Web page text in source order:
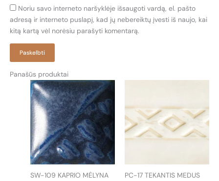
Noriu savo interneto naršyklėje išsaugoti vardą, el. pašto
adresą ir interneto puslapį, kad jų nebereiktų įvesti iš naujo, kai
kitą kartą vėl norėsiu parašyti komentarą.
Panašūs produktai
SW-109 KAPRIO MĖLYNA
PC-17 TEKANTIS MEDUS